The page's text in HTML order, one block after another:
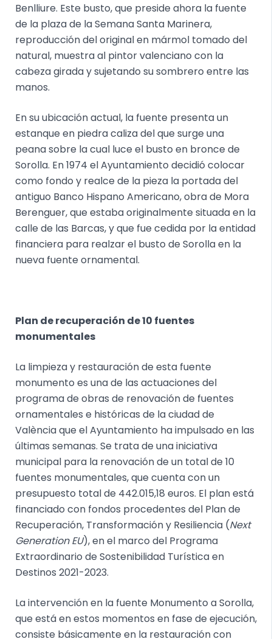
Benlliure. Este busto, que preside ahora la fuente
de la plaza de la Semana Santa Marinera,
reproducción del original en mármol tomado del
natural, muestra al pintor valenciano con la
cabeza girada y sujetando su sombrero entre las
manos.
En su ubicación actual, la fuente presenta un
estanque en piedra caliza del que surge una
peana sobre la cual luce el busto en bronce de
Sorolla. En 1974 el Ayuntamiento decidió colocar
como fondo y realce de la pieza la portada del
antiguo Banco Hispano Americano, obra de Mora
Berenguer, que estaba originalmente situada en la
calle de las Barcas, y que fue cedida por la entidad
financiera para realzar el busto de Sorolla en la
nueva fuente ornamental.
Plan de recuperación de 10 fuentes
monumentales
La limpieza y restauración de esta fuente
monumento es una de las actuaciones del
programa de obras de renovación de fuentes
ornamentales e históricas de la ciudad de
València que el Ayuntamiento ha impulsado en las
últimas semanas. Se trata de una iniciativa
municipal para la renovación de un total de 10
fuentes monumentales, que cuenta con un
presupuesto total de 442.015,18 euros. El plan está
financiado con fondos procedentes del Plan de
Recuperación, Transformación y Resiliencia (Next
Generation EU), en el marco del Programa
Extraordinario de Sostenibilidad Turística en
Destinos 2021-2023.
La intervención en la fuente Monumento a Sorolla,
que está en estos momentos en fase de ejecución,
consiste básicamente en la restauración con